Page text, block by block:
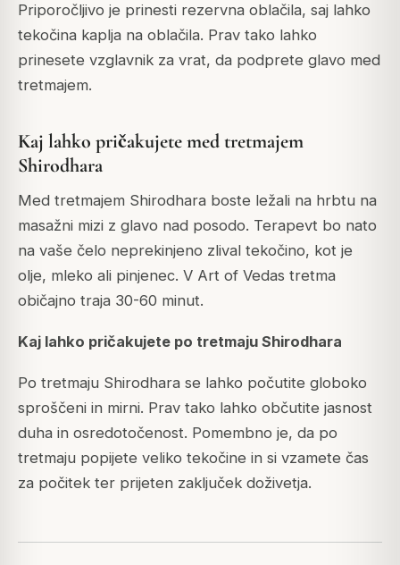
Priporočljivo je prinesti rezervna oblačila, saj lahko
tekočina kaplja na oblačila. Prav tako lahko
prinesete vzglavnik za vrat, da podprete glavo med
tretmajem.
Kaj lahko pričakujete med tretmajem
Shirodhara
Med tretmajem Shirodhara boste ležali na hrbtu na
masažni mizi z glavo nad posodo. Terapevt bo nato
na vaše čelo neprekinjeno zlival tekočino, kot je
olje, mleko ali pinjenec. V Art of Vedas tretma
običajno traja 30-60 minut.
Kaj lahko pričakujete po tretmaju Shirodhara
Po tretmaju Shirodhara se lahko počutite globoko
sproščeni in mirni. Prav tako lahko občutite jasnost
duha in osredotočenost. Pomembno je, da po
tretmaju popijete veliko tekočine in si vzamete čas
za počitek ter prijeten zaključek doživetja.